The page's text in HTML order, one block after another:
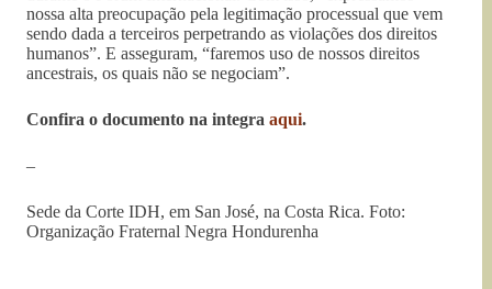
nossa alta preocupação pela legitimação processual que vem
sendo dada a terceiros perpetrando as violações dos direitos
humanos”. E asseguram, “faremos uso de nossos direitos
ancestrais, os quais não se negociam”.
Confira o documento na integra aqui.
–
Sede da Corte IDH, em San José, na Costa Rica. Foto:
Organização Fraternal Negra Hondurenha